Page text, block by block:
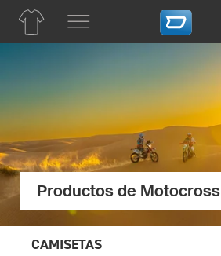
Productos de Motocross
CAMISETAS